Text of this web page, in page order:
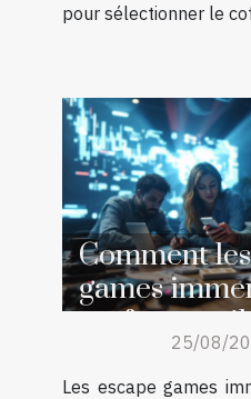
pour sélectionner le
Comment
games
renforcent-
d'équipe ?
25/08/
Les escape games